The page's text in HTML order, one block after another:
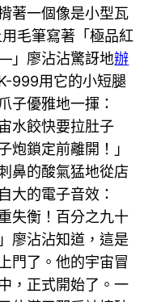
著一個像是小型瓦
毛筆寫著「極品紅
」廖沾沾驚訝地辦
999用它的小短腿
子優雅地一揮：
水餃快要拉肚子
炮鎖定前離開！」
鼻的酸氣猛地從店
大的電子音效：
失衡！百分之九十
廖沾沾知道，這是
門了。他的宇宙冒
，正式開始了。一